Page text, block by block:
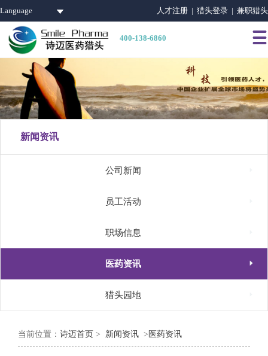
Language 人才注册 | 猎头登录 | 兼职猎头
400-138-6860 
新闻资讯
公司新闻
员工活动
职场信息
医药资讯 
猎头园地
当前位置： 诗迈首页 > 新闻资讯 > 医药资讯